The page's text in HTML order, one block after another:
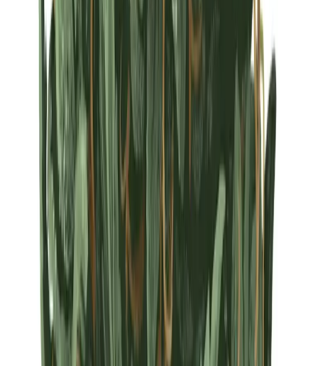
Sativa Strains Indica Strains Hybrid Strains
Standorte